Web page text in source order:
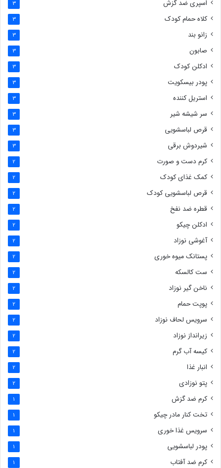
اسپری ضد گزش 3
کلاه حمام کودک 3
زانو بند 3
صابون 3
ادکلن کودک 3
پودر بیسکویت 3
استریل کننده 3
سر شیشه شیر 3
قرص لباسشویی 3
شیردوش برقی 3
کرم دست و صورت 2
کمک غذای کودک 2
قرص لباسشویی کودک 2
قطره ضد نفخ 2
ادکلن چیکو 2
آغوشی نوزاد 2
پستانک میوه خوری 2
ست کالسکه 2
ناخن گیر نوزاد 2
پوپت حمام 2
سرویس لحاف نوزاد 2
زیرانداز نوزاد 2
کیسه آب گرم 2
انبار غذا 2
پتو نوزادی 2
کرم ضد گزش 1
تخت کنار مادر چیکو 1
سرویس غذا خوری 1
پودر لباسشویی 1
کرم ضد آفتاب 1